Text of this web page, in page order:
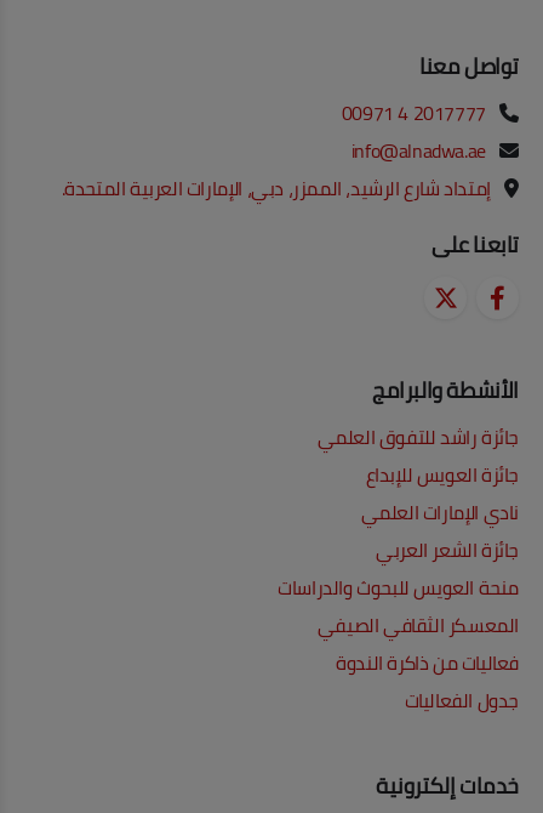
تواصل معنا
00971 4 2017777
info@alnadwa.ae
إمتداد شارع الرشيد، الممزر، دبي، الإمارات العربية المتحدة.
تابعنا على
الأنشطة والبرامج
جائزة راشد للتفوق العلمي
جائزة العويس للإبداع
نادي الإمارات العلمي
جائزة الشعر العربي
منحة العويس للبحوث والدراسات
المعسكر الثقافي الصيفي
فعاليات من ذاكرة الندوة
جدول الفعاليات
خدمات إلكترونية